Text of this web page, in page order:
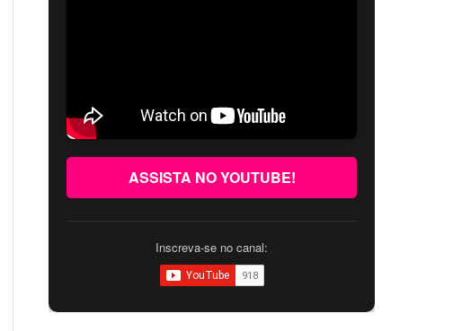
ASSISTA NO YOUTUBE!
Inscreva-se no canal: